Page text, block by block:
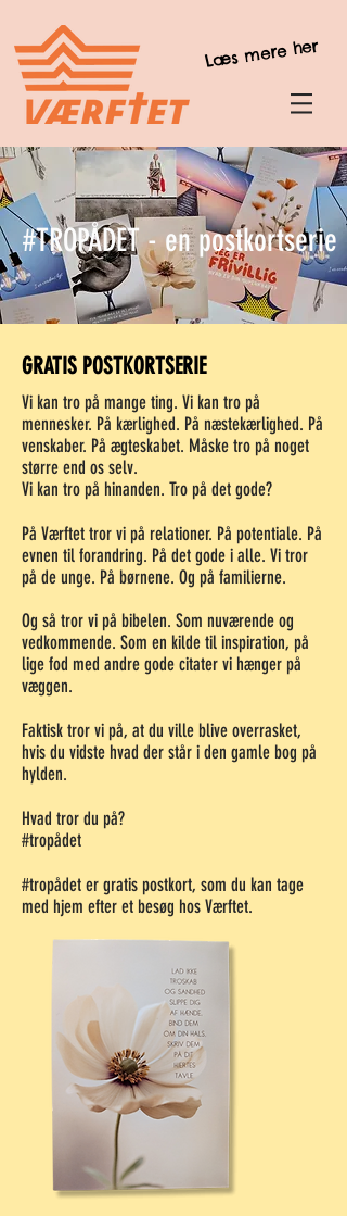
Læs mere her
#TROPÅDET - en postkortserie
GRATIS POSTKORTSERIE
Vi kan tro på mange ting. Vi kan tro på
mennesker. På kærlighed. På næstekærlighed. På
venskaber. På ægteskabet. Måske tro på noget
større end os selv.
Vi kan tro på hinanden. Tro på det gode?
På Værftet tror vi på relationer. På potentiale. På
evnen til forandring. På det gode i alle. Vi tror
på de unge. På børnene. Og på familierne.
Og så tror vi på bibelen. Som nuværende og
vedkommende. Som en kilde til inspiration, på
lige fod med andre gode citater vi hænger på
væggen.
Faktisk tror vi på, at du ville blive overrasket,
hvis du vidste hvad der står i den gamle bog på
hylden.
Hvad tror du på?
#tropådet
#tropådet er gratis postkort, som du kan tage
med hjem efter et besøg hos Værftet.